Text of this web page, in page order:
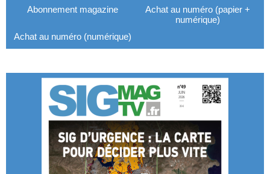
Abonnement magazine
Achat au numéro (papier +
numérique)
Achat au numéro (numérique)